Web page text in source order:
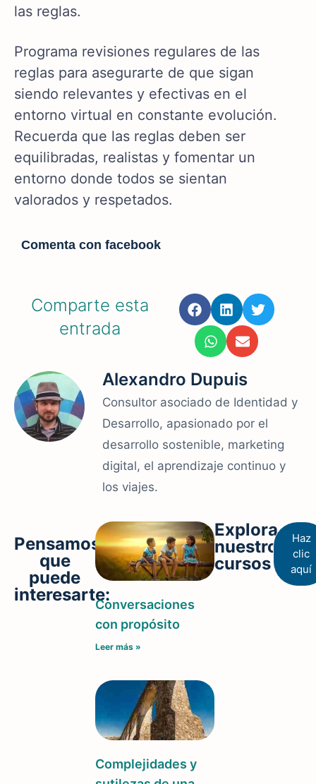
Pensamos
que
puede
interesarte:Conversaciones
con propósito
Leer más »
Complejidades y
Explora
nuestros
cursos
Haz
clic
aquí
las reglas.
Programa revisiones regulares de las
reglas para asegurarte de que sigan
siendo relevantes y efectivas en el
entorno virtual en constante evolución.
Recuerda que las reglas deben ser
equilibradas, realistas y fomentar un
entorno donde todos se sientan
valorados y respetados.
Comenta con facebook
Comparte esta
entrada
Alexandro Dupuis
Consultor asociado de Identidad y
Desarrollo, apasionado por el
desarrollo sostenible, marketing
digital, el aprendizaje continuo y
los viajes.